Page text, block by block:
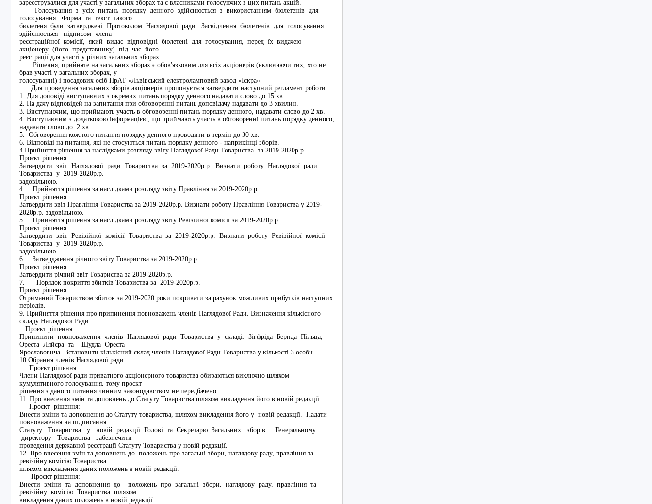
зареєструвалися для участі у загальних зборах та є власниками голосуючих з цих питань акцій.
Голосування з усіх питань порядку денного здійснюється з використанням бюлетенів для
голосування. Форма та текст такого
бюлетеня були затверджені Протоколом Наглядової ради. Засвідчення бюлетенів для голосування
здійснюється підписом члена
реєстраційної комісії, який видає відповідні бюлетені для голосування, перед їх видачею
акціонеру (його представнику) під час його
реєстрації для участі у річних загальних зборах.
Рішення, прийняте на загальних зборах є обов'язковим для всіх акціонерів (включаючи тих, хто не
брав участі у загальних зборах, у
голосуванні) і посадових осіб ПрАТ «Львівський електроламповий завод «Іскра».
Для проведення загальних зборів акціонерів пропонується затвердити наступний регламент роботи:
1. Для доповіді виступаючих з окремих питань порядку денного надавати слово до 15 хв.
2. На дачу відповідей на запитання при обговоренні питань доповідачу надавати до 3 хвилин.
3. Виступаючим, що приймають участь в обговоренні питань порядку денного, надавати слово до 2 хв.
4. Виступаючим з додатковою інформацією, що приймають участь в обговоренні питань порядку денного,
надавати слово до 2 хв.
5. Обговорення кожного питання порядку денного проводити в термін до 30 хв.
6. Відповіді на питання, які не стосуються питань порядку денного - наприкінці зборів.
4.Прийняття рішення за наслідками розгляду звіту Наглядової Ради Товариства за 2019-2020р.р.
Проєкт рішення:
Затвердити звіт Наглядової ради Товариства за 2019-2020р.р. Визнати роботу Наглядової ради
Товариства у 2019-2020р.р.
задовільною.
4. Прийняття рішення за наслідками розгляду звіту Правління за 2019-2020р.р.
Проєкт рішення:
Затвердити звіт Правління Товариства за 2019-2020р.р. Визнати роботу Правління Товариства у 2019-
2020р.р. задовільною.
5. Прийняття рішення за наслідками розгляду звіту Ревізійної комісії за 2019-2020р.р.
Проєкт рішення:
Затвердити звіт Ревізійної комісії Товариства за 2019-2020р.р. Визнати роботу Ревізійної комісії
Товариства у 2019-2020р.р.
задовільною.
6. Затвердження річного звіту Товариства за 2019-2020р.р.
Проєкт рішення:
Затвердити річний звіт Товариства за 2019-2020р.р.
7. Порядок покриття збитків Товариства за 2019-2020р.р.
Проєкт рішення:
Отриманий Товариством збиток за 2019-2020 роки покривати за рахунок можливих прибутків наступних
періодів.
9. Прийняття рішення про припинення повноважень членів Наглядової Ради. Визначення кількісного
складу Наглядової Ради.
Проєкт рішення:
Припинити повноваження членів Наглядової ради Товариства у складі: Зігфріда Бернда Пільца,
Ореста Ляйєра та Щудла Ореста
Ярославовича. Встановити кількісний склад членів Наглядової Ради Товариства у кількості 3 особи.
10.Обрання членів Наглядової ради.
Проєкт рішення:
Члени Наглядової ради приватного акціонерного товариства обираються виключно шляхом
кумулятивного голосування, тому проєкт
рішення з даного питання чинним законодавством не передбачено.
11. Про внесення змін та доповнень до Статуту Товариства шляхом викладення його в новій редакції.
Проєкт рішення:
Внести зміни та доповнення до Статуту товариства, шляхом викладення його у новій редакції. Надати
повноваження на підписання
Статуту Товариства у новій редакції Голові та Секретарю Загальних зборів. Генеральному
директору Товариства забезпечити
проведення державної реєстрації Статуту Товариства у новій редакції.
12. Про внесення змін та доповнень до положень про загальні збори, наглядову раду, правління та
ревізійну комісію Товариства
шляхом викладення даних положень в новій редакції.
Проєкт рішення:
Внести зміни та доповнення до положень про загальні збори, наглядову раду, правління та
ревізійну комісію Товариства шляхом
викладення даних положень в новій редакції.